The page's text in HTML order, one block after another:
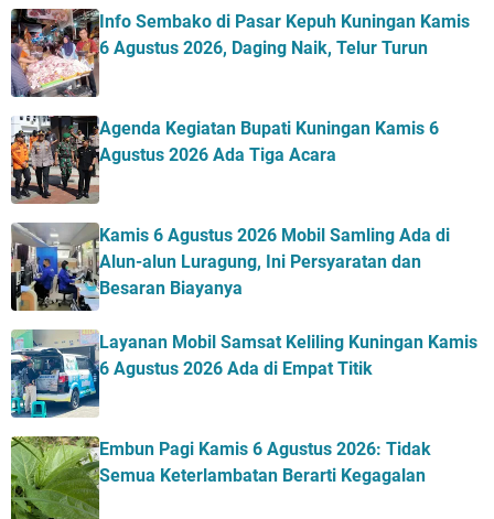
Info Sembako di Pasar Kepuh Kuningan Kamis
6 Agustus 2026, Daging Naik, Telur Turun
Agenda Kegiatan Bupati Kuningan Kamis 6
Agustus 2026 Ada Tiga Acara
Kamis 6 Agustus 2026 Mobil Samling Ada di
Alun-alun Luragung, Ini Persyaratan dan
Besaran Biayanya
Layanan Mobil Samsat Keliling Kuningan Kamis
6 Agustus 2026 Ada di Empat Titik
Embun Pagi Kamis 6 Agustus 2026: Tidak
Semua Keterlambatan Berarti Kegagalan